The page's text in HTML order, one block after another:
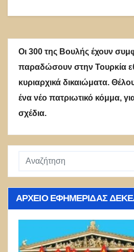
Οι 300 της Βουλής έχουν
παραδώσουν στην Τουρκία
κυριαρχικά δικαιώματα.
ένα νέο πατριωτικό κόμμα,
σχέδια.
ΑΡΧΕΊΟ ΕΦΗΜΕΡΊΔΑΣ